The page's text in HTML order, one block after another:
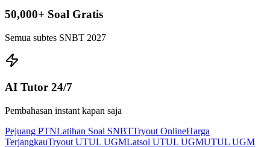
50,000+ Soal Gratis
Semua subtes SNBT 2027
AI Tutor 24/7
Pembahasan instant kapan saja
Pejuang PTNLatihan Soal SNBTTryout OnlineHarga
TerjangkauTryout UTUL UGMLatsol UTUL UGMUTUL UGM